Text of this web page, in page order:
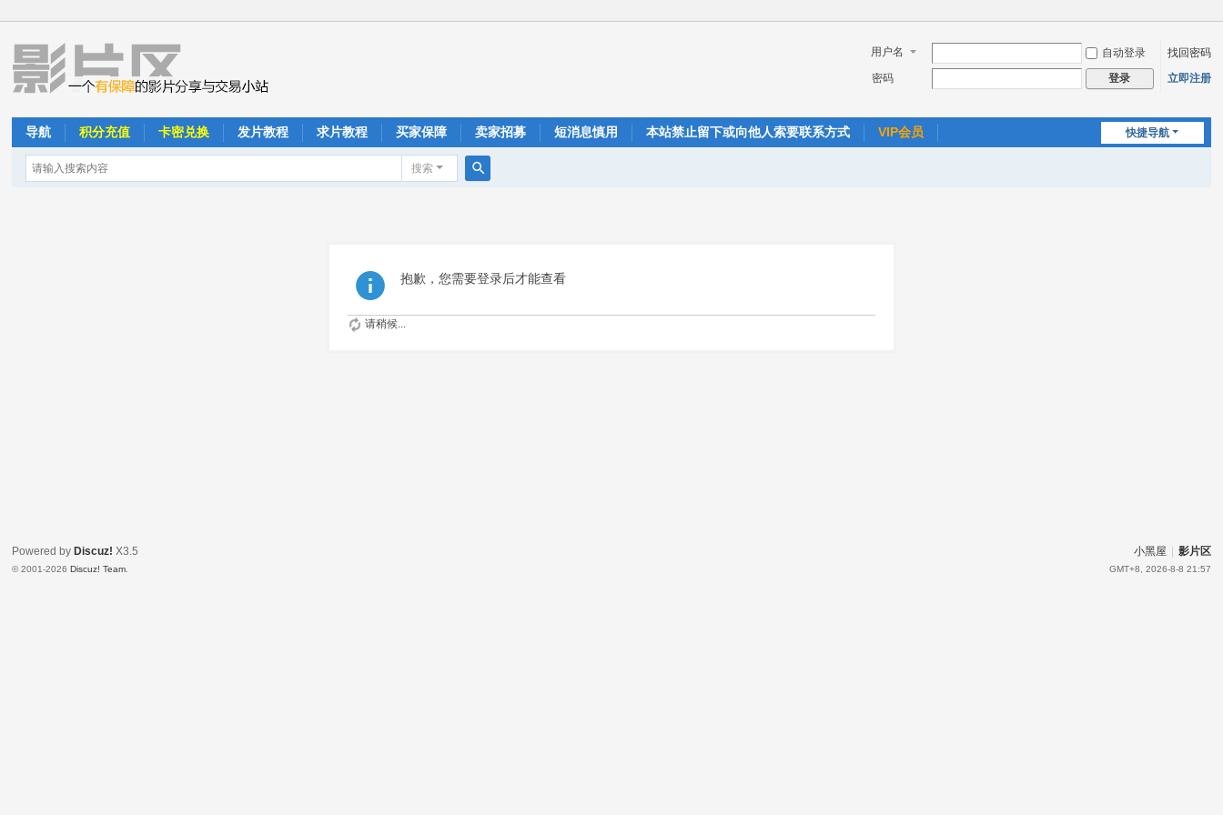
用户名 自动登录
找回密码
密码
登录 立即注册
快捷导航
导航 积分充值 卡密兑换 发片教程 求片教程 买家保障 卖家招募 短消息慎用 本站禁止留下或向他人索要联系方式 VIP会员
搜索
抱歉，您需要登录后才能查看
请稍候...
小黑屋 影片区
GMT+8, 2026-8-8 21:57
Powered by Discuz! X3.5
© 2001-2026Discuz! Team